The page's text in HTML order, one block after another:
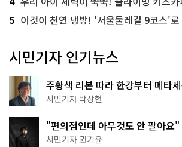
5 이것이 천연 냉방! '서울둘레길 9코스'
시민기자 인기뉴스
주황색 리본 따라 한강부터 메타
서울둘레길 15코스
시민기자 박상현
"편의점인데 아무것도 안 팔아요
한 편의점의 정체
시민기자 권기윤